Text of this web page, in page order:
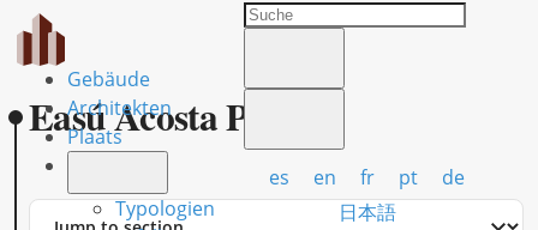
Gebäude
Architekten
Plaats
Typologien
es en fr pt
de
日本語
Easú Acosta Pérez
Jump